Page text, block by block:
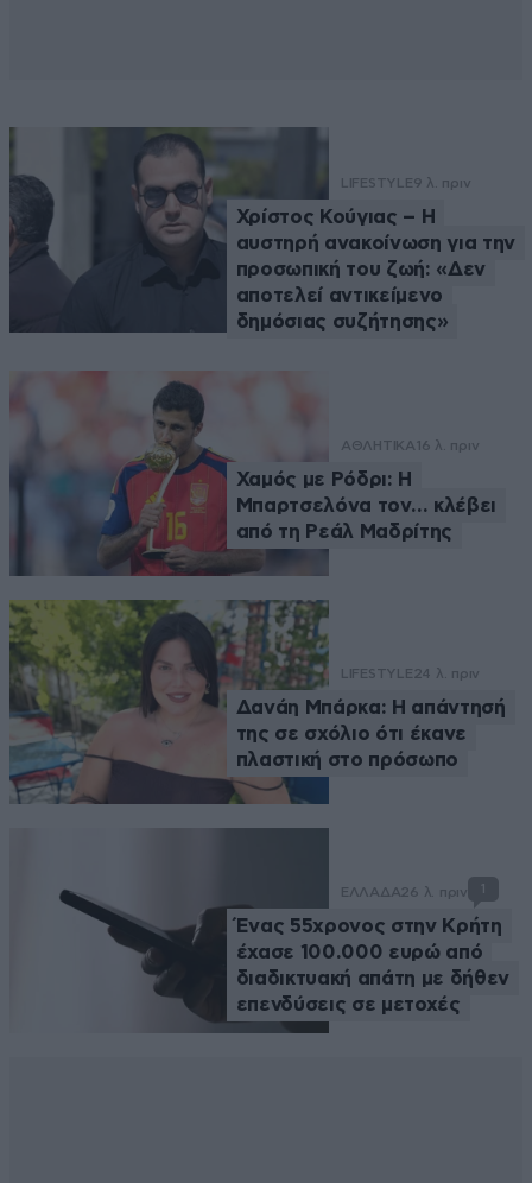
LIFESTYLE9 λ. πριν
Χρίστος Κούγιας – Η
αυστηρή ανακοίνωση για την
προσωπική του ζωή: «Δεν
αποτελεί αντικείμενο
δημόσιας συζήτησης»
ΑΘΛΗΤΙΚΑ 16 λ. πριν
Χαμός με Ρόδρι: Η
Μπαρτσελόνα τον… κλέβει
από τη Ρεάλ Μαδρίτης
LIFESTYLE24 λ. πριν
Δανάη Μπάρκα: Η απάντησή
της σε σχόλιο ότι έκανε
πλαστική στο πρόσωπο
ΕΛΛΑΔΑ26 λ. πριν 1
Ένας 55χρονος στην Κρήτη
έχασε 100.000 ευρώ από
διαδικτυακή απάτη με δήθεν
επενδύσεις σε μετοχές